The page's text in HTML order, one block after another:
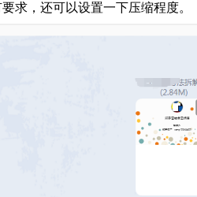
求，还可以设置一下压缩程度。